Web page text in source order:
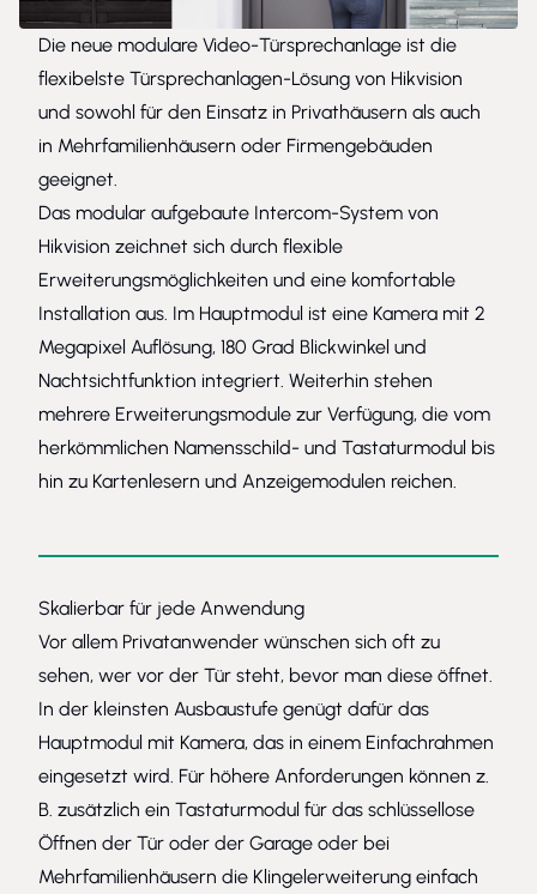
Die neue modulare Video-Türsprechanlage ist die
flexibelste Türsprechanlagen-Lösung von Hikvision
und sowohl für den Einsatz in Privathäusern als auch
in Mehrfamilienhäusern oder Firmengebäuden
geeignet.
Das modular aufgebaute Intercom-System von
Hikvision zeichnet sich durch flexible
Erweiterungsmöglichkeiten und eine komfortable
Installation aus. Im Hauptmodul ist eine Kamera mit 2
Megapixel Auflösung, 180 Grad Blickwinkel und
Nachtsichtfunktion integriert. Weiterhin stehen
mehrere Erweiterungsmodule zur Verfügung, die vom
herkömmlichen Namensschild- und Tastaturmodul bis
hin zu Kartenlesern und Anzeigemodulen reichen.
Skalierbar für jede Anwendung
Vor allem Privatanwender wünschen sich oft zu
sehen, wer vor der Tür steht, bevor man diese öffnet.
In der kleinsten Ausbaustufe genügt dafür das
Hauptmodul mit Kamera, das in einem Einfachrahmen
eingesetzt wird. Für höhere Anforderungen können z.
B. zusätzlich ein Tastaturmodul für das schlüssellose
Öffnen der Tür oder der Garage oder bei
Mehrfamilienhäusern die Klingelerweiterung einfach